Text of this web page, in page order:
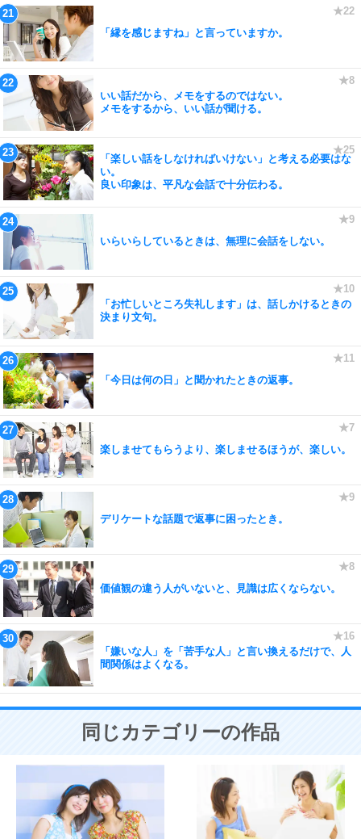
「縁を感じますね」と言っていますか。
いい話だから、メモをするのではない。
メモをするから、いい話が聞ける。
「楽しい話をしなければいけない」と考える必要はな
い。
良い印象は、平凡な会話で十分伝わる。
いらいらしているときは、無理に会話をしない。
「お忙しいところ失礼します」は、話しかけるときの
決まり文句。
「今日は何の日」と聞かれたときの返事。
楽しませてもらうより、楽しませるほうが、楽しい。
デリケートな話題で返事に困ったとき。
価値観の違う人がいないと、見識は広くならない。
「嫌いな人」を「苦手な人」と言い換えるだけで、人
間関係はよくなる。
同じカテゴリーの作品